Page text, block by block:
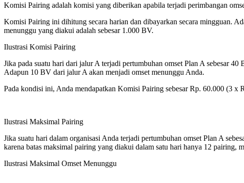
Komisi Pairing adalah komisi yang diberikan apabila terjadi perimbangan
Komisi Pairing ini dihitung secara harian dan dibayarkan secara mingguan.
menunggu yang diakui adalah sebesar 1.000 BV.
Ilustrasi Komisi Pairing
Jika pada suatu hari dari jalur A terjadi pertumbuhan omset Plan A sebesar
Adapun 10 BV dari jalur A akan menjadi omset menunggu Anda.
Pada kondisi ini, Anda mendapatkan Komisi Pairing sebesar Rp. 60.000 (3 x
Ilustrasi Maksimal Pairing
Jika suatu hari dalam organisasi Anda terjadi pertumbuhan omset Plan A
karena batas maksimal pairing yang diakui dalam satu hari hanya 12
Ilustrasi Maksimal Omset Menunggu